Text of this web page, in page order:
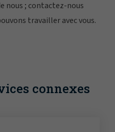
nous ; contactez-nous
travailler avec vous.
connexes